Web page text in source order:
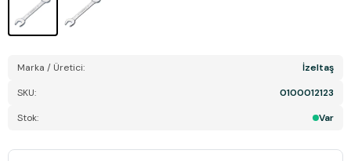
Marka / Üretici:
İzeltaş
SKU:
0100012123
Stok:
Var